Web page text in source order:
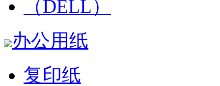
办公用纸
复印纸